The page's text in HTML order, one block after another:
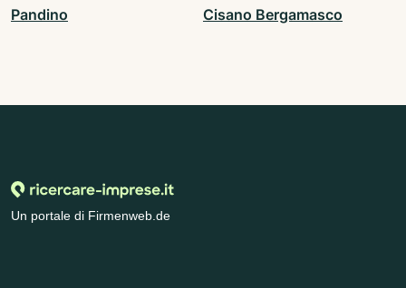
Pandino Cisano Bergamasco
Un portale di Firmenweb.de